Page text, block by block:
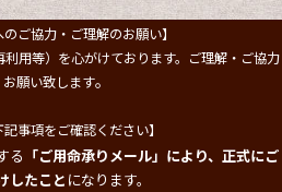
ご協力・ご理解のお願い】
用等）を心がけております。ご理解・ご協力
お願い致します。
記事項をご確認ください】
る 「ご用命承りメール」により、正式にご
したこと になります。